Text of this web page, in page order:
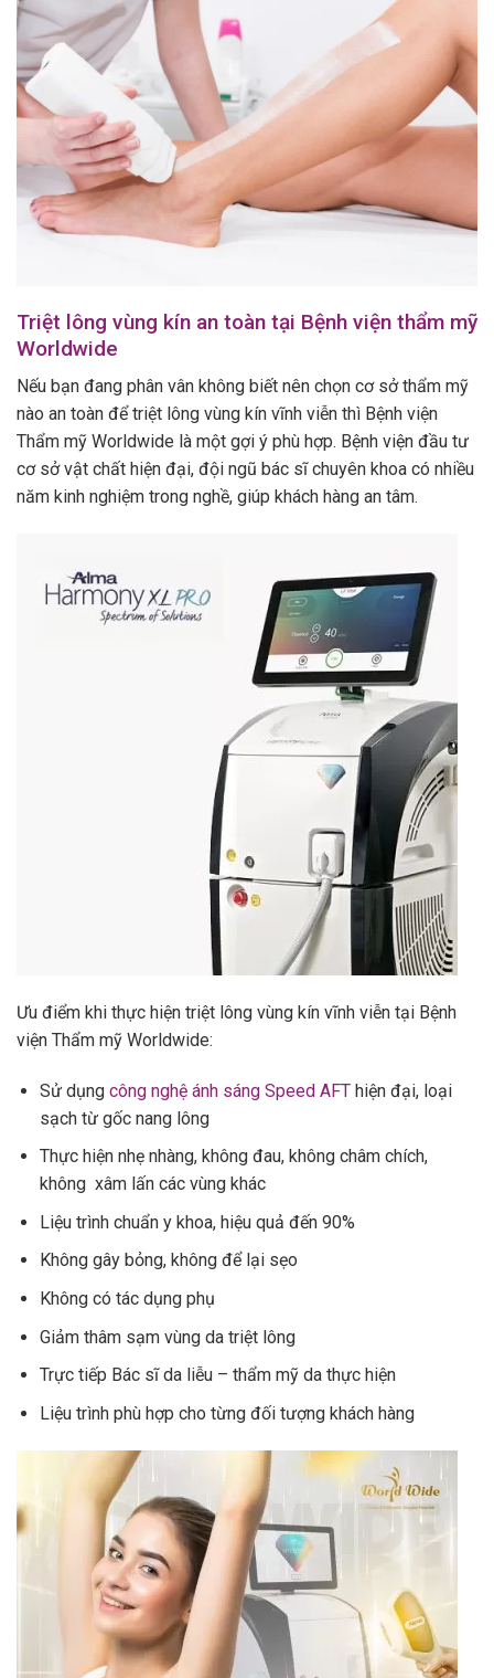
Triệt lông vùng kín an toàn tại Bệnh viện thẩm mỹ
Worldwide
Nếu bạn đang phân vân không biết nên chọn cơ sở thẩm mỹ
nào an toàn để triệt lông vùng kín vĩnh viễn thì Bệnh viện
Thẩm mỹ Worldwide là một gợi ý phù hợp. Bệnh viện đầu tư
cơ sở vật chất hiện đại, đội ngũ bác sĩ chuyên khoa có nhiều
năm kinh nghiệm trong nghề, giúp khách hàng an tâm.
Ưu điểm khi thực hiện triệt lông vùng kín vĩnh viễn tại Bệnh
viện Thẩm mỹ Worldwide:
Sử dụng công nghệ ánh sáng Speed AFThiện đại, loại
sạch từ gốc nang lông
Thực hiện nhẹ nhàng, không đau, không châm chích,
không xâm lấn các vùng khác
Liệu trình chuẩn y khoa, hiệu quả đến 90%
Không gây bỏng, không để lại sẹo
Không có tác dụng phụ
Giảm thâm sạm vùng da triệt lông
Trực tiếp Bác sĩ da liễu – thẩm mỹ da thực hiện
Liệu trình phù hợp cho từng đối tượng khách hàng